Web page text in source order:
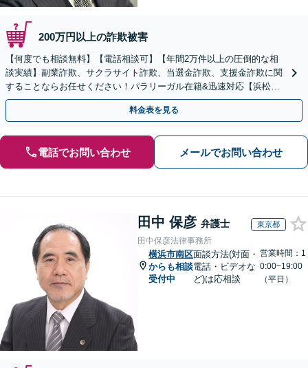
200万円以上の詐欺被害
【何度でも相談無料】【電話相談可】【年間2万件以上の圧倒的な相
談実績】副業詐欺、サクラサイト詐欺、当選金詐欺、支援金詐欺に関
することならお任せください！パラリーガル在籍&迅速対応【浜松町
駅1分】※結婚詐欺・ロマンス詐欺に関するご相談はお断り
料金表を見る
電話でお問い合わせ メールでお問い合わせ
田中 保彦 弁護士 東京都
田中保彦法律事務所
横浜市南区
からも相談
受付中
面談方法(対面・
電話・ビデオな
ど)は応相談
営業時間：1
0:00~19:00
（平日）